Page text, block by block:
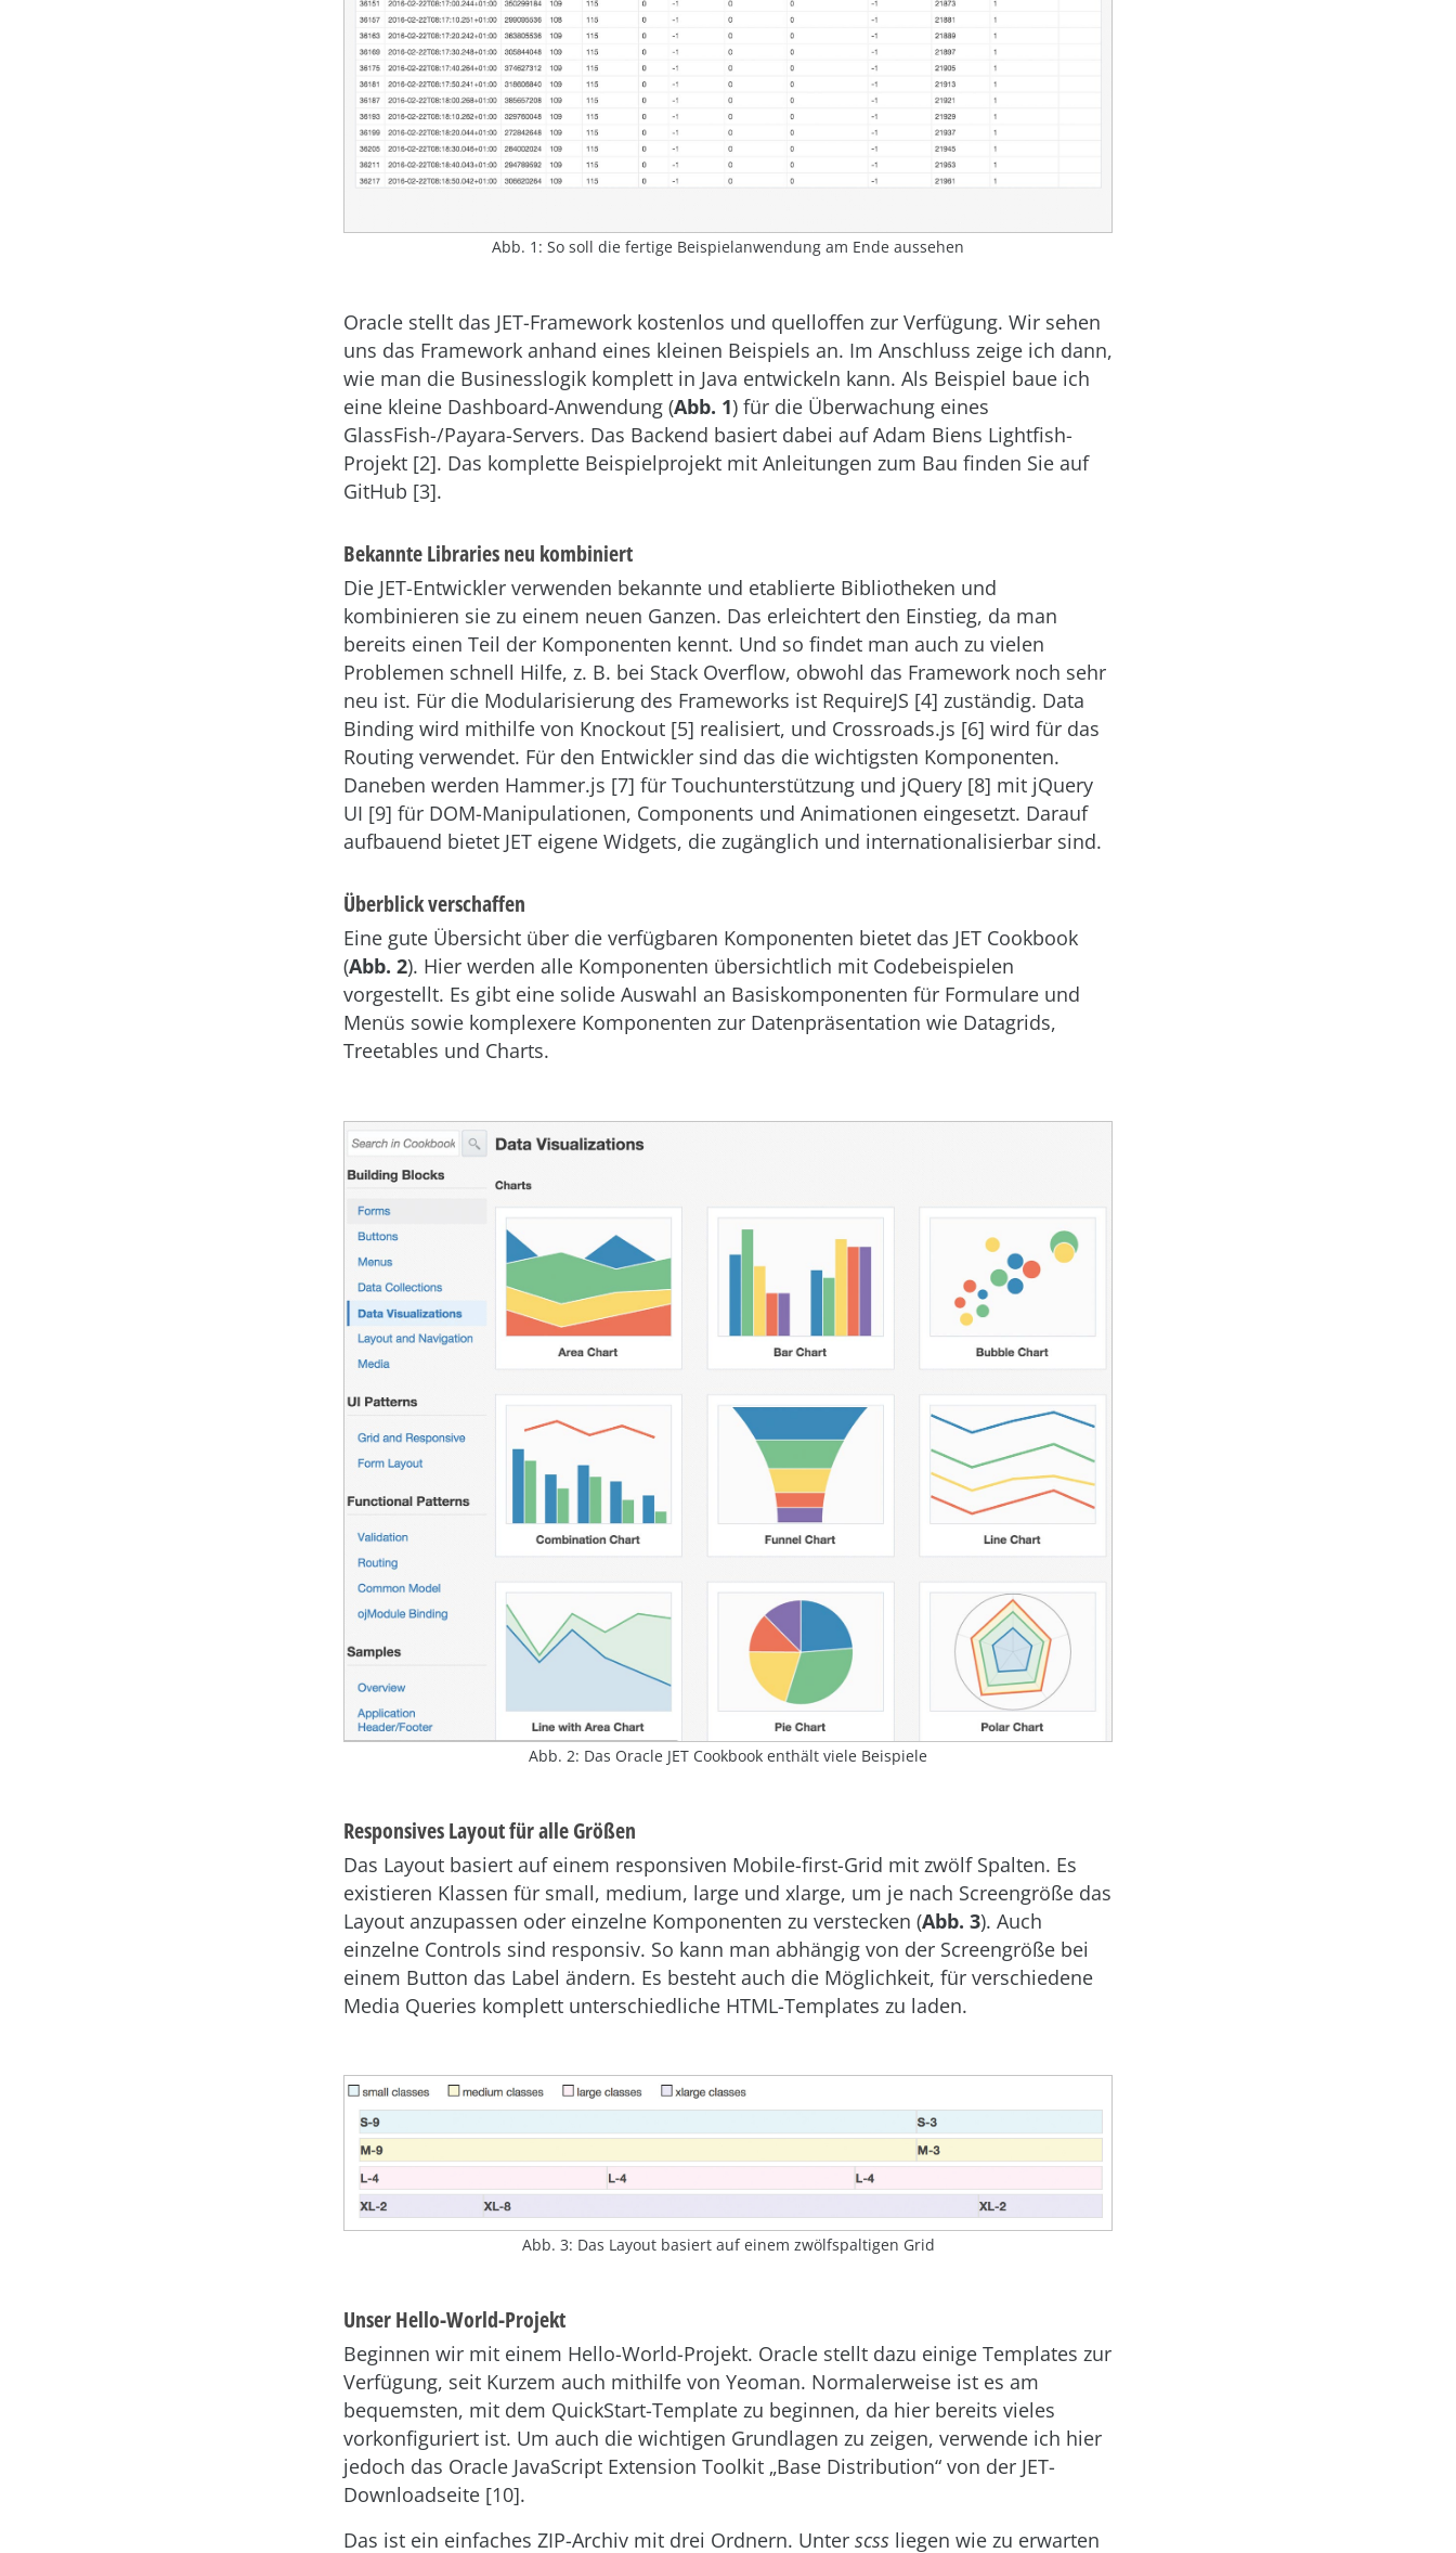
Abb. 1: So soll die fertige Beispielanwendung am Ende aussehen
Oracle stellt das JET-Framework kostenlos und quelloffen zur Verfügung. Wir sehen
uns das Framework anhand eines kleinen Beispiels an. Im Anschluss zeige ich dann,
wie man die Businesslogik komplett in Java entwickeln kann. Als Beispiel baue ich
eine kleine Dashboard-Anwendung (Abb. 1) für die Überwachung eines
GlassFish-/Payara-Servers. Das Backend basiert dabei auf Adam ­Biens Lightfish-
Projekt [2]. Das komplette Beispielprojekt mit Anleitungen zum Bau finden Sie auf
GitHub [3].
Bekannte Libraries neu kombiniert
Die JET-Entwickler verwenden bekannte und etablierte Bibliotheken und
kombinieren sie zu einem neuen Ganzen. Das erleichtert den Einstieg, da man
bereits einen Teil der Komponenten kennt. Und so findet man auch zu vielen
Problemen schnell Hilfe, z. B. bei Stack Overflow, obwohl das Framework noch sehr
neu ist. Für die Modularisierung des Frameworks ist RequireJS [4] zuständig. Data
Binding wird mithilfe von Knockout [5] realisiert, und Crossroads.js [6] wird für das
Routing verwendet. Für den Entwickler sind das die wichtigsten Komponenten.
Daneben werden Hammer.js [7] für Touchunterstützung und jQuery [8] mit jQuery
UI [9] für DOM-Manipulationen, Components und Animationen eingesetzt. Darauf
aufbauend bietet JET eigene Widgets, die zugänglich und internationalisierbar sind.
Überblick verschaffen
Eine gute Übersicht über die verfügbaren Komponenten bietet das JET Cookbook
(Abb. 2). Hier werden alle Komponenten übersichtlich mit Codebeispielen
vorgestellt. Es gibt eine solide Auswahl an Basiskomponenten für Formulare und
Menüs sowie komplexere Komponenten zur Datenpräsentation wie Datagrids,
Treetables und Charts.
Abb. 2: Das Oracle JET Cookbook enthält viele Beispiele
Responsives Layout für alle Größen
Das Layout basiert auf einem responsiven Mobile-first-Grid mit zwölf Spalten. Es
existieren Klassen für small, medium, large und xlarge, um je nach Screengröße das
Layout anzupassen oder einzelne Komponenten zu verstecken (Abb. 3). Auch
einzelne Controls sind responsiv. So kann man abhängig von der Screengröße bei
einem Button das Label ändern. Es besteht auch die Möglichkeit, für verschiedene
Media Queries komplett unterschiedliche HTML-Templates zu laden.
Abb. 3: Das Layout basiert auf einem zwölfspaltigen Grid
Unser Hello-World-Projekt
Beginnen wir mit einem Hello-World-Projekt. Oracle stellt dazu einige Templates zur
Verfügung, seit Kurzem auch mithilfe von Yeoman. Normalerweise ist es am
bequemsten, mit dem QuickStart-Template zu beginnen, da hier bereits vieles
vorkonfiguriert ist. Um auch die wichtigen Grundlagen zu zeigen, verwende ich hier
jedoch das Oracle JavaScript Extension Toolkit „Base Distribution“ von der JET-
Downloadseite [10].
Das ist ein einfaches ZIP-Archiv mit drei Ordnern. Unter scss liegen wie zu erwarten